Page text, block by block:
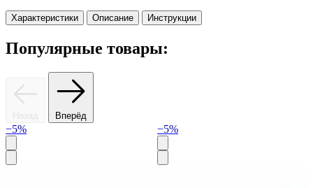
Характеристики Описание Инструкции
Популярные товары:
Назад Вперёд
−5% −5%